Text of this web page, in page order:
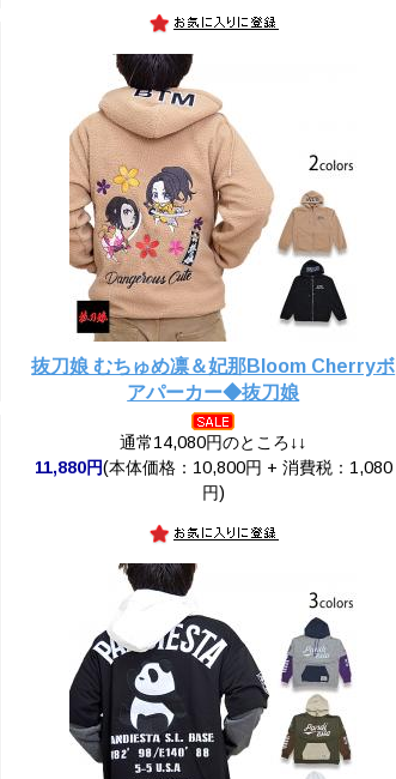
抜刀娘 むちゅめ凛＆妃那Bloom Cherryボ
アパーカー◆抜刀娘
通常14,080円のところ↓↓
11,880円(本体価格：10,800円 + 消費税：1,080
円)